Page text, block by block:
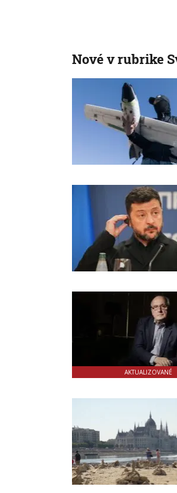
Nové v rubrike
AKTUALIZOVANÉ